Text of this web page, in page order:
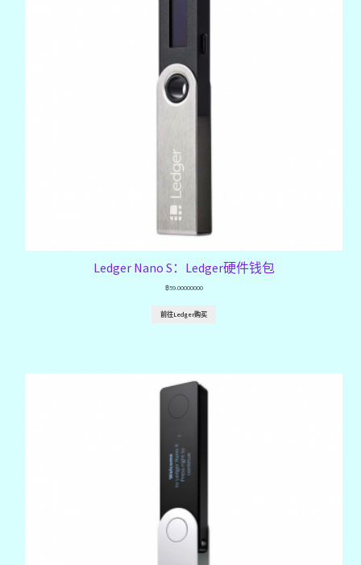
Ledger Nano S：Ledger硬件钱包
฿59.00000000
前往Ledger购买